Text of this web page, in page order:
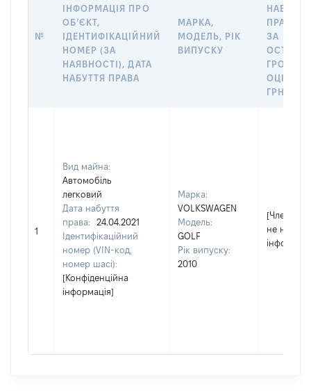
№
ІНФОРМАЦІЯ ПРО
ОБʼЄКТ,
ІДЕНТИФІКАЦІЙНИЙ
НОМЕР (ЗА
НАЯВНОСТІ), ДАТА
НАБУТТЯ ПРАВА
МАРКА,
МОДЕЛЬ, РІК
ВИПУСКУ
НАБУТТЯ
ПРАВА
ЗА
ГРН
1
Вид майна:
Автомобіль
легковий
Дата набуття
права:
24.04.2021
Ідентифікаційний
номер (VIN-код,
номер шасі):
[Конфіденційна
інформація]
Марка:
VOLKSWAGEN
Модель:
GOLF
Рік випуску:
2010
[Член сім'ї
не надав